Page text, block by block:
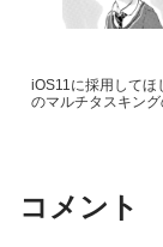
iOS11に採用してほ
のマルチタスキン
コメント